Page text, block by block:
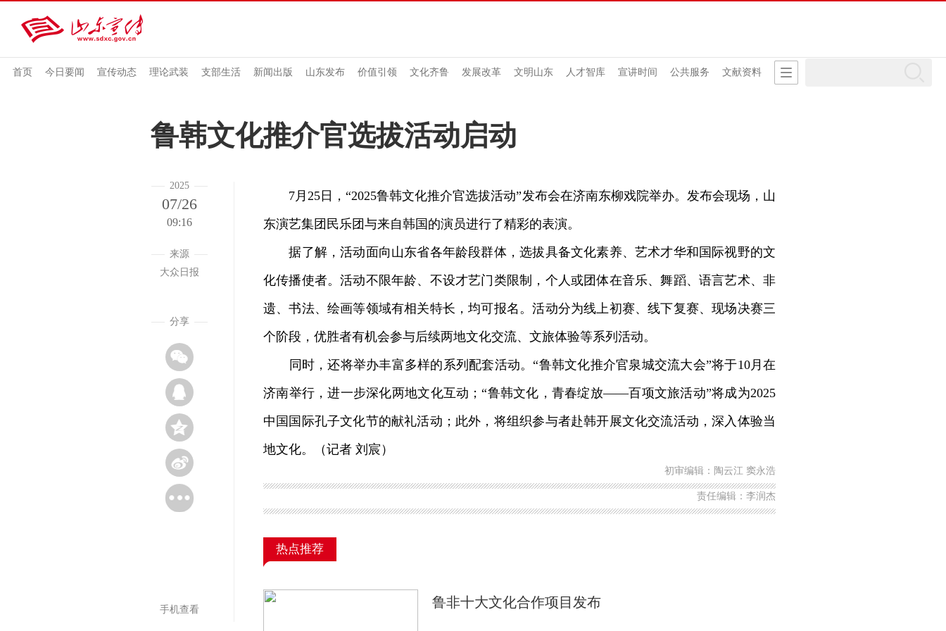
首页 今日要闻 宣传动态 理论武装 支部生活 新闻出版 山东发布 价值引领 文化齐鲁 发展改革 文明山东 人才智库 宣讲时间 公共服务 文献资料
鲁韩文化推介官选拔活动启动
2025
07/26
09:16
来源
大众日报
分享
手机查看
7月25日，“2025鲁韩文化推介官选拔活动”发布会在济南东柳戏院举办。发布会现场，山
东演艺集团民乐团与来自韩国的演员进行了精彩的表演。
据了解，活动面向山东省各年龄段群体，选拔具备文化素养、艺术才华和国际视野的文
化传播使者。活动不限年龄、不设才艺门类限制，个人或团体在音乐、舞蹈、语言艺术、非
遗、书法、绘画等领域有相关特长，均可报名。活动分为线上初赛、线下复赛、现场决赛三
个阶段，优胜者有机会参与后续两地文化交流、文旅体验等系列活动。
同时，还将举办丰富多样的系列配套活动。“鲁韩文化推介官泉城交流大会”将于10月在
济南举行，进一步深化两地文化互动；“鲁韩文化，青春绽放——百项文旅活动”将成为2025
中国国际孔子文化节的献礼活动；此外，将组织参与者赴韩开展文化交流活动，深入体验当
地文化。（记者 刘宸）
初审编辑：陶云江 窦永浩
责任编辑：李润杰
热点推荐
鲁非十大文化合作项目发布